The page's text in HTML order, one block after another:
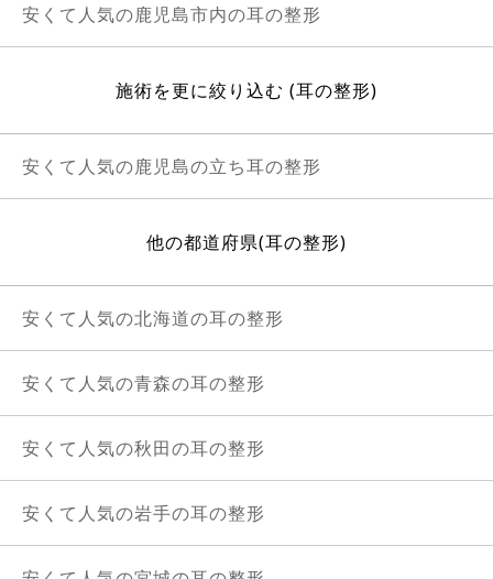
安くて人気の鹿児島市内の耳の整形
施術を更に絞り込む (耳の整形)
安くて人気の鹿児島の立ち耳の整形
他の都道府県(耳の整形)
安くて人気の北海道の耳の整形
安くて人気の青森の耳の整形
安くて人気の秋田の耳の整形
安くて人気の岩手の耳の整形